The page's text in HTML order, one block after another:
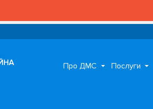
Про ДМС Послуги